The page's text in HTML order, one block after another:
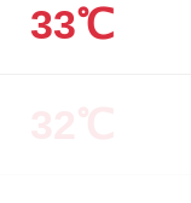
33℃